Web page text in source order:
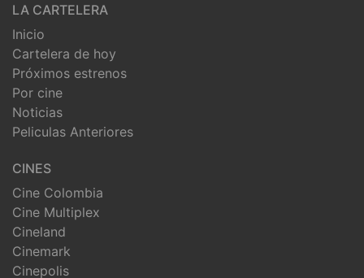
LA CARTELERA
Inicio
Cartelera de hoy
Próximos estrenos
Por cine
Noticias
Peliculas Anteriores
CINES
Cine Colombia
Cine Multiplex
Cineland
Cinemark
Cinepolis